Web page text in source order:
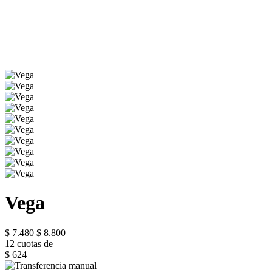
Vega
$ 7.480 $ 8.800
12 cuotas de
$ 624